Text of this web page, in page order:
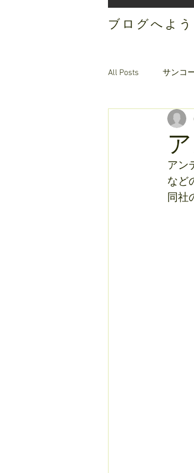
ブログへよ
All Posts サンコ
アン
など
同社